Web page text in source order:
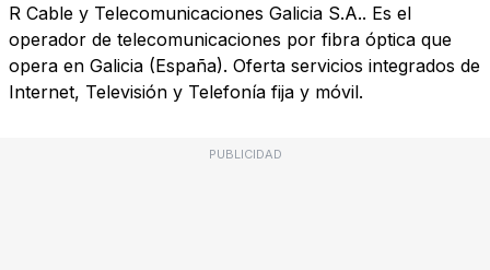
R Cable y Telecomunicaciones Galicia S.A.. Es el
operador de telecomunicaciones por fibra óptica que
opera en Galicia (España). Oferta servicios integrados de
Internet, Televisión y Telefonía fija y móvil.
PUBLICIDAD